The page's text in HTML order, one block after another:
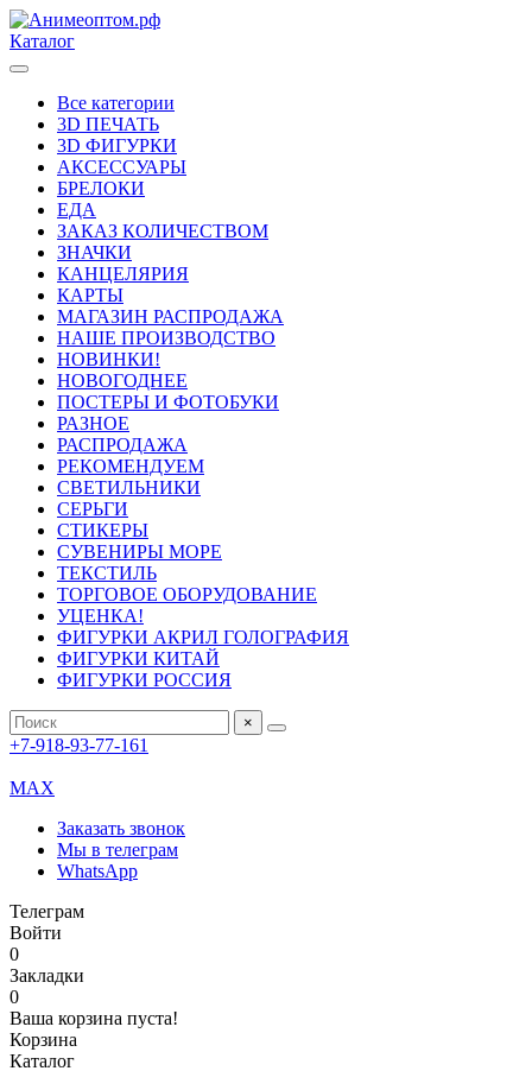
Каталог
Все категории
3D ПЕЧАТЬ
3D ФИГУРКИ
АКСЕССУАРЫ
БРЕЛОКИ
ЕДА
ЗАКАЗ КОЛИЧЕСТВОМ
ЗНАЧКИ
КАНЦЕЛЯРИЯ
КАРТЫ
МАГАЗИН РАСПРОДАЖА
НАШЕ ПРОИЗВОДСТВО
НОВИНКИ!
НОВОГОДНЕЕ
ПОСТЕРЫ И ФОТОБУКИ
РАЗНОЕ
РАСПРОДАЖА
РЕКОМЕНДУЕМ
СВЕТИЛЬНИКИ
СЕРЬГИ
СТИКЕРЫ
СУВЕНИРЫ МОРЕ
ТЕКСТИЛЬ
ТОРГОВОЕ ОБОРУДОВАНИЕ
УЦЕНКА!
ФИГУРКИ АКРИЛ ГОЛОГРАФИЯ
ФИГУРКИ КИТАЙ
ФИГУРКИ РОССИЯ
×
+7-918-93-77-161
MAX
Заказать звонок
Мы в телеграм
WhatsApp
Телеграм
Войти
0
Закладки
0
Ваша корзина пуста!
Корзина
Каталог